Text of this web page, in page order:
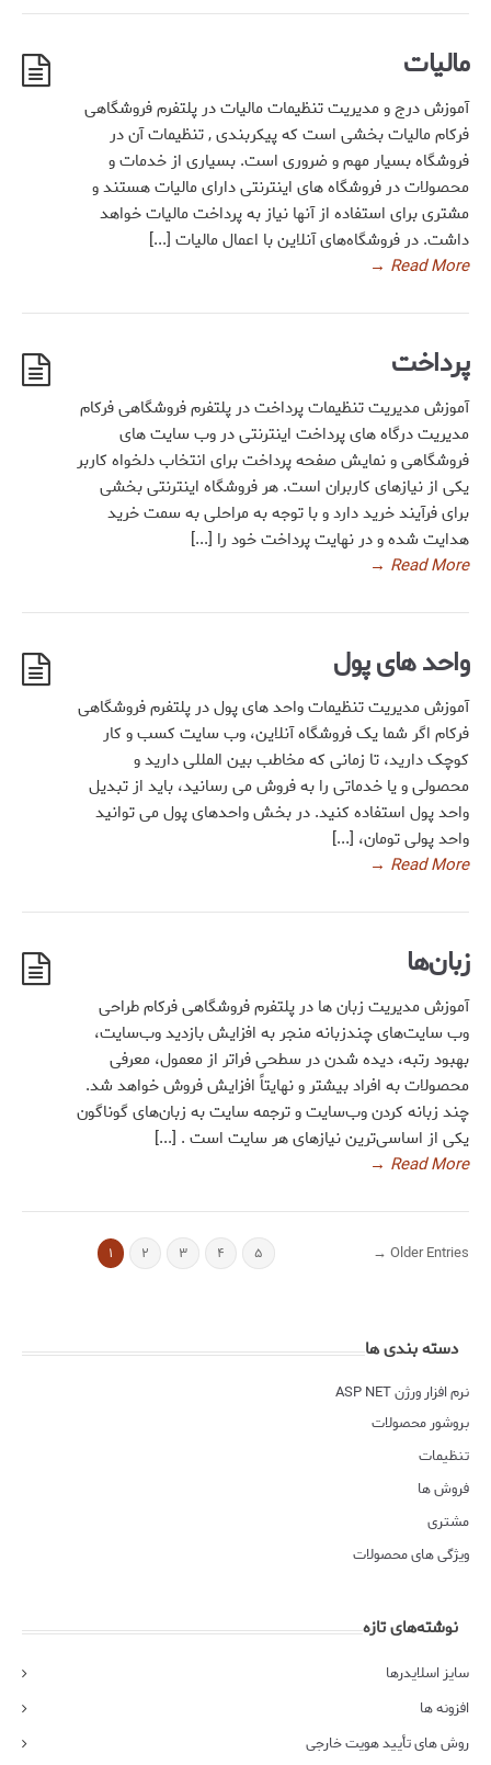
مالیات
آموزش درج و مدیریت تنظیمات مالیات در پلتفرم فروشگاهی
فرکام مالیات بخشی است که پیکربندی , تنظیمات آن در
فروشگاه بسیار مهم و ضروری است. بسیاری از خدمات و
محصولات در فروشگاه های اینترنتی دارای مالیات هستند و
مشتری برای استفاده از آنها نیاز به پرداخت مالیات خواهد
داشت. در فروشگاه‌های آنلاین با اعمال مالیات [...]
Read More
→
پرداخت
آموزش مدیریت تنظیمات پرداخت در پلتفرم فروشگاهی فرکام
مدیریت درگاه های پرداخت اینترنتی در وب سایت های
فروشگاهی و نمایش صفحه پرداخت برای انتخاب دلخواه کاربر
یکی از نیازهای کاربران است. هر فروشگاه اینترنتی بخشی
برای فرآیند خرید دارد و با توجه به مراحلی به سمت خرید
هدایت شده و در نهایت پرداخت خود را [...]
Read More
→
واحد های پول
آموزش مدیریت تنظیمات واحد های پول در پلتفرم فروشگاهی
فرکام اگر شما یک فروشگاه آنلاین، وب سایت کسب و کار
کوچک دارید، تا زمانی که مخاطب بین المللی دارید و
محصولی و یا خدماتی را به فروش می رسانید، باید از تبدیل
واحد پول استفاده کنید. در بخش واحدهای پول می توانید
واحد پولی تومان، [...]
Read More
→
زبان‌ها
آموزش مدیریت زبان ها در پلتفرم فروشگاهی فرکام طراحی
وب سایت‌های چندزبانه منجر به افزایش بازدید وب‌سایت،
بهبود رتبه، دیده شدن در سطحی فراتر از معمول، معرفی
محصولات به افراد بیشتر و نهایتاً افزایش فروش خواهد شد.
چند زبانه کردن وب‌سایت و ترجمه سایت به زبان‌های گوناگون
یکی از اساسی‌ترین نیازهای هر سایت است . [...]
Read More
→
۱ ۲ ۳ ۴ ۵ Older Entries →
دسته بندی ها
نرم افزار ورژن ASP NET
بروشور محصولات
تنظیمات
فروش ها
مشتری
ویژگی های محصولات
نوشته‌های تازه
سایز اسلایدرها
افزونه ها
روش های تأیید هویت خارجی